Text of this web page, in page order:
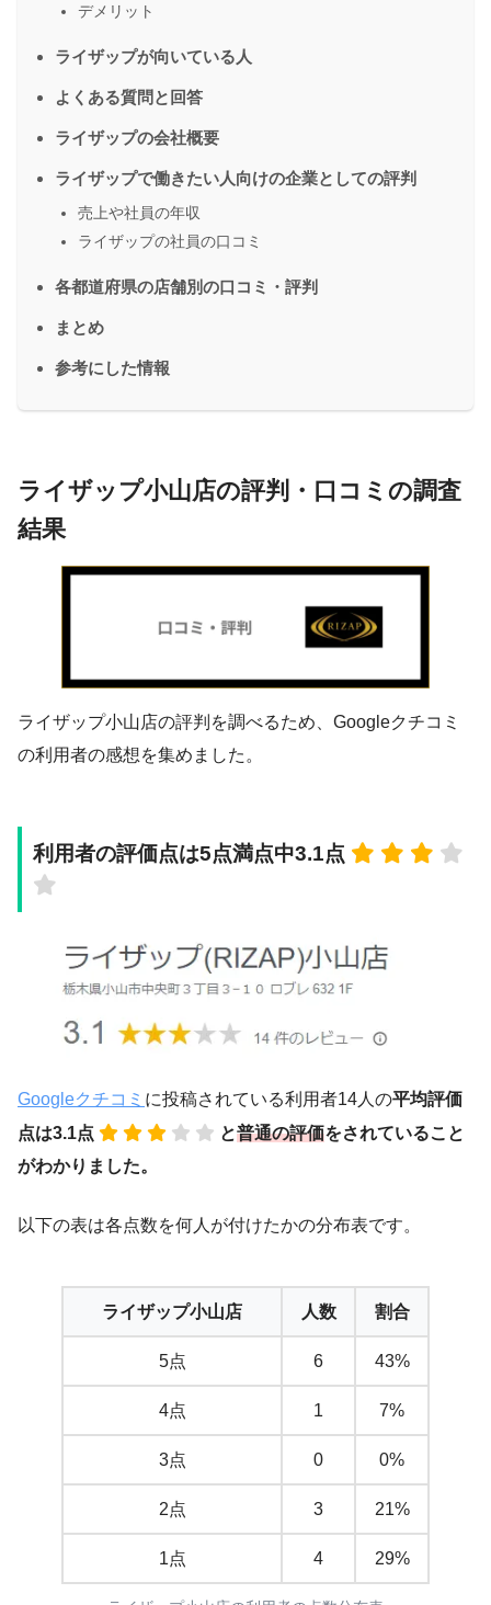
デメリット
ライザップが向いている人
よくある質問と回答
ライザップの会社概要
ライザップで働きたい人向けの企業としての評判
売上や社員の年収
ライザップの社員の口コミ
各都道府県の店舗別の口コミ・評判
まとめ
参考にした情報
ライザップ小山店の評判・口コミの調査
結果
ライザップ小山店の評判を調べるため、Googleクチコミ
の利用者の感想を集めました。
利用者の評価点は5点満点中3.1点
Googleクチコミ に投稿されている利用者14人の平均評価
点は3.1点
と普通の評価をされていること
がわかりました。
以下の表は各点数を何人が付けたかの分布表です。
ライザップ小山店 人数 割合
5点 6 43%
4点 1 7%
3点 0 0%
2点 3 21%
1点 4 29%